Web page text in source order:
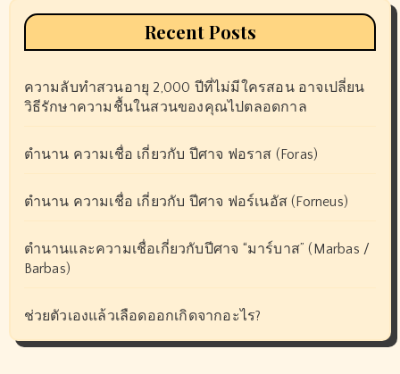
Recent Posts
ความลับทำสวนอายุ 2,000 ปีที่ไม่มีใครสอน อาจเปลี่ยน
วิธีรักษาความชื้นในสวนของคุณไปตลอดกาล
ตำนาน ความเชื่อ เกี่ยวกับ ปีศาจ ฟอราส (Foras)
ตำนาน ความเชื่อ เกี่ยวกับ ปีศาจ ฟอร์เนอัส (Forneus)
ตำนานและความเชื่อเกี่ยวกับปีศาจ “มาร์บาส” (Marbas /
Barbas)
ช่วยตัวเองแล้วเลือดออกเกิดจากอะไร?